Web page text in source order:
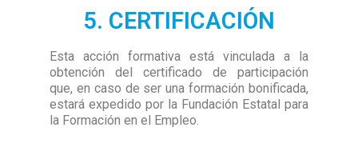
5. CERTIFICACIÓN
Esta acción formativa está vinculada a la
obtención del certificado de participación
que,en caso de ser una formación bonificada,
estaráexpedido por la Fundación Estatal para
la Formación en el Empleo.